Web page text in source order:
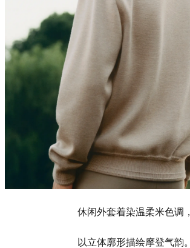
休闲外套着染温柔米色调，
以立体廓形描绘摩登气韵。